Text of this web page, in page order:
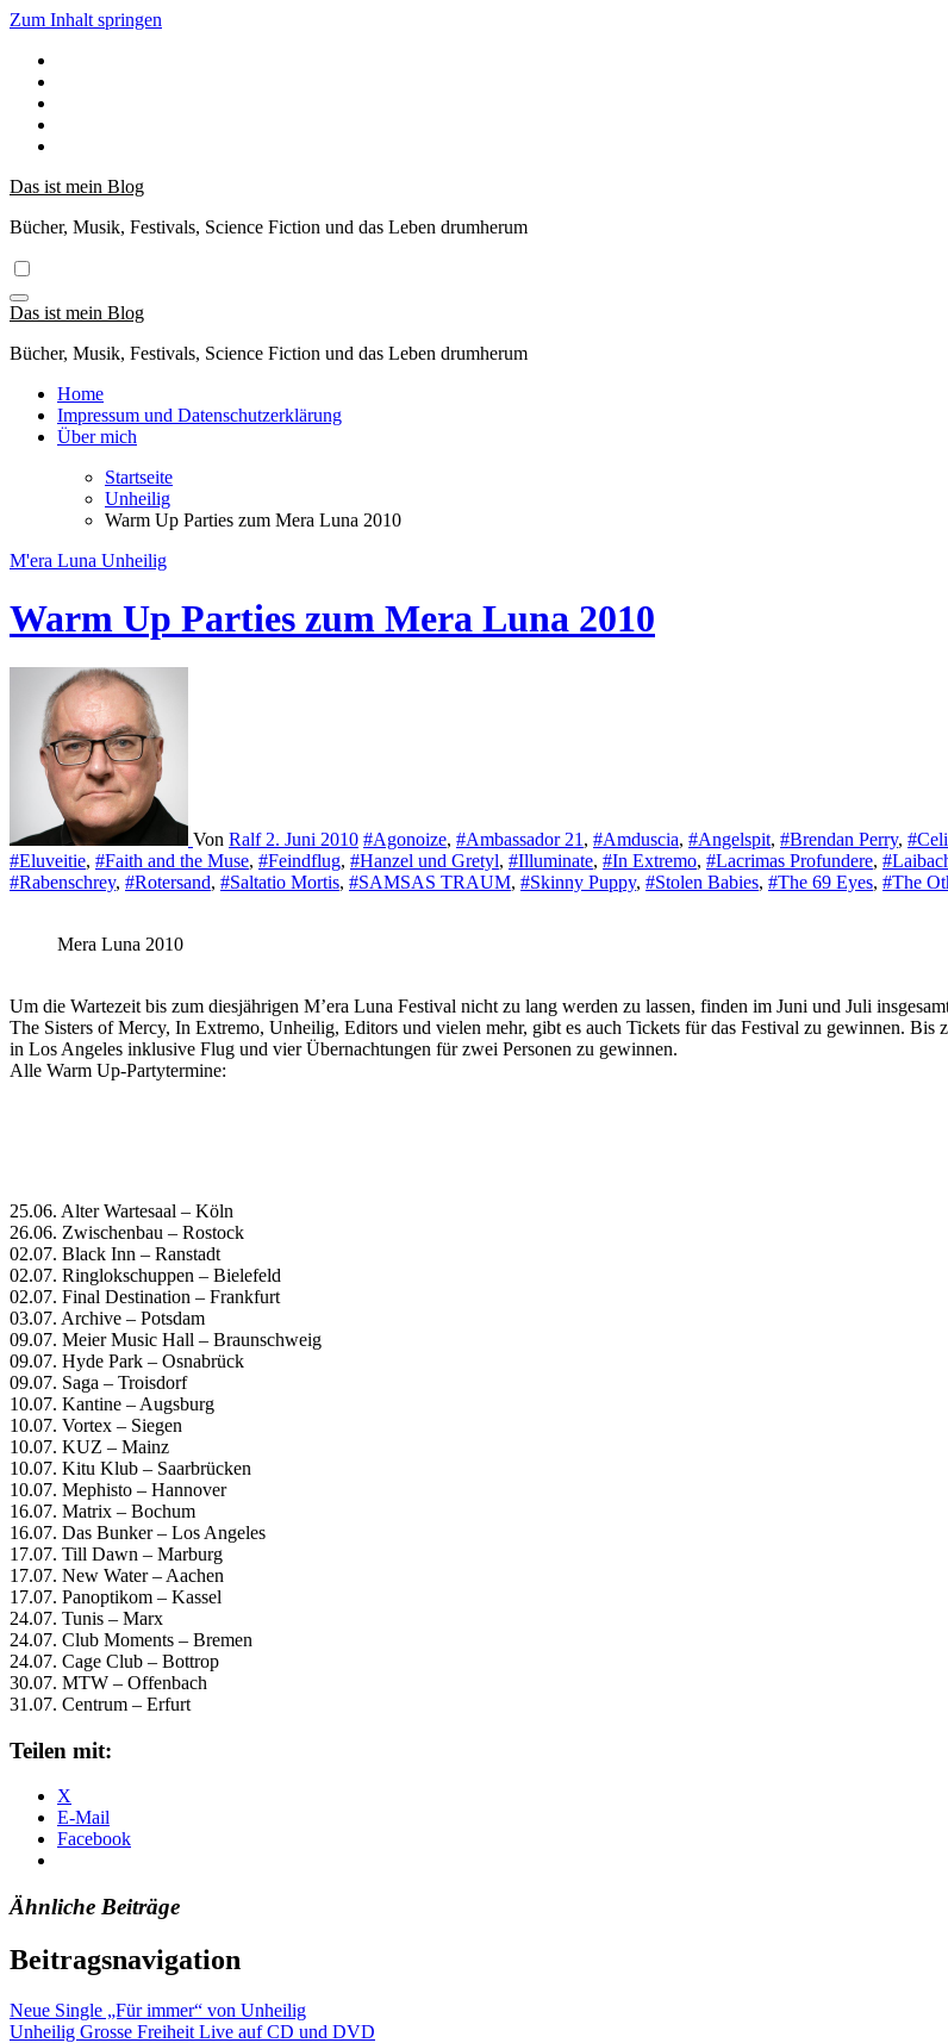
Zum Inhalt springen
Das ist mein Blog
Bücher, Musik, Festivals, Science Fiction und das Leben drumherum
Das ist mein Blog
Bücher, Musik, Festivals, Science Fiction und das Leben drumherum
Home
Impressum und Datenschutzerklärung
Über mich
Startseite
Unheilig
Warm Up Parties zum Mera Luna 2010
M'era Luna Unheilig
Warm Up Parties zum Mera Luna 2010
Von Ralf 2. Juni 2010 #Agonoize, #Ambassador 21 , #Amduscia, #Angelspit, #Brendan Perry,
#Eluveitie, #Faith and the Muse, #Feindflug, #Hanzel und Gretyl, #Illuminate, #In Extremo, #Lacrimas Profundere,
#Rabenschrey, #Rotersand, #Saltatio Mortis, #SAMSAS TRAUM, #Skinny Puppy, #Stolen Babies, #The 69 Eyes, #The
Mera Luna 2010
Um die Wartezeit bis zum diesjährigen M’era Luna Festival nicht zu lang werden zu lassen, finden im Juni und Juli
The Sisters of Mercy, In Extremo, Unheilig, Editors und vielen mehr, gibt es auch Tickets für das Festival zu gewinnen.
in Los Angeles inklusive Flug und vier Übernachtungen für zwei Personen zu gewinnen.
Alle Warm Up-Partytermine:
25.06. Alter Wartesaal – Köln
26.06. Zwischenbau – Rostock
02.07. Black Inn – Ranstadt
02.07. Ringlokschuppen – Bielefeld
02.07. Final Destination – Frankfurt
03.07. Archive – Potsdam
09.07. Meier Music Hall – Braunschweig
09.07. Hyde Park – Osnabrück
09.07. Saga – Troisdorf
10.07. Kantine – Augsburg
10.07. Vortex – Siegen
10.07. KUZ – Mainz
10.07. Kitu Klub – Saarbrücken
10.07. Mephisto – Hannover
16.07. Matrix – Bochum
16.07. Das Bunker – Los Angeles
17.07. Till Dawn – Marburg
17.07. New Water – Aachen
17.07. Panoptikom – Kassel
24.07. Tunis – Marx
24.07. Club Moments – Bremen
24.07. Cage Club – Bottrop
30.07. MTW – Offenbach
31.07. Centrum – Erfurt
Teilen mit:
X
E-Mail
Facebook
Ähnliche Beiträge
Beitragsnavigation
Neue Single „Für immer“ von Unheilig
Unheilig Grosse Freiheit Live auf CD und DVD